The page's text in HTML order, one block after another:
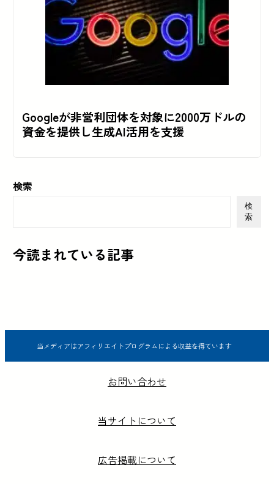
Googleが非営利団体を対象に2000万ドルの
資金を提供し生成AI活用を支援
検索
検
索
今読まれている記事
当メディアはアフィリエイトプログラムによる収益を得ています
お問い合わせ
当サイトについて
広告掲載について